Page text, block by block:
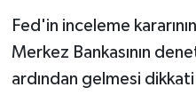
Fed'in inceleme
Merkez Bankasının
ardından gelmesi